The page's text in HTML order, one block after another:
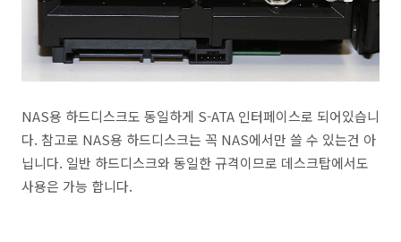
NAS용 하드디스크도 동일하게 S-ATA 인터페이스로 되어있습니
다. 참고로 NAS용 하드디스크는 꼭 NAS에서만 쓸 수 있는건 아
닙니다. 일반 하드디스크와 동일한 규격이므로 데스크탑에서도
사용은 가능 합니다.